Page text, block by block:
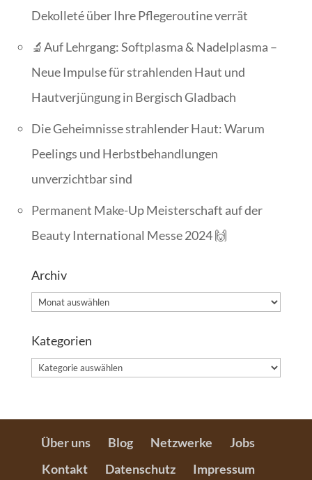
Dekolleté über Ihre Pflegeroutine verrät
🔬Auf Lehrgang: Softplasma & Nadelplasma –
Neue Impulse für strahlenden Haut und
Hautverjüngung in Bergisch Gladbach
Die Geheimnisse strahlender Haut: Warum
Peelings und Herbstbehandlungen
unverzichtbar sind
Permanent Make-Up Meisterschaft auf der
Beauty International Messe 2024 🙌
Archiv
Archiv
Kategorien
Kategorien
Über uns Blog Netzwerke
Jobs
Kontakt
Datenschutz Impressum